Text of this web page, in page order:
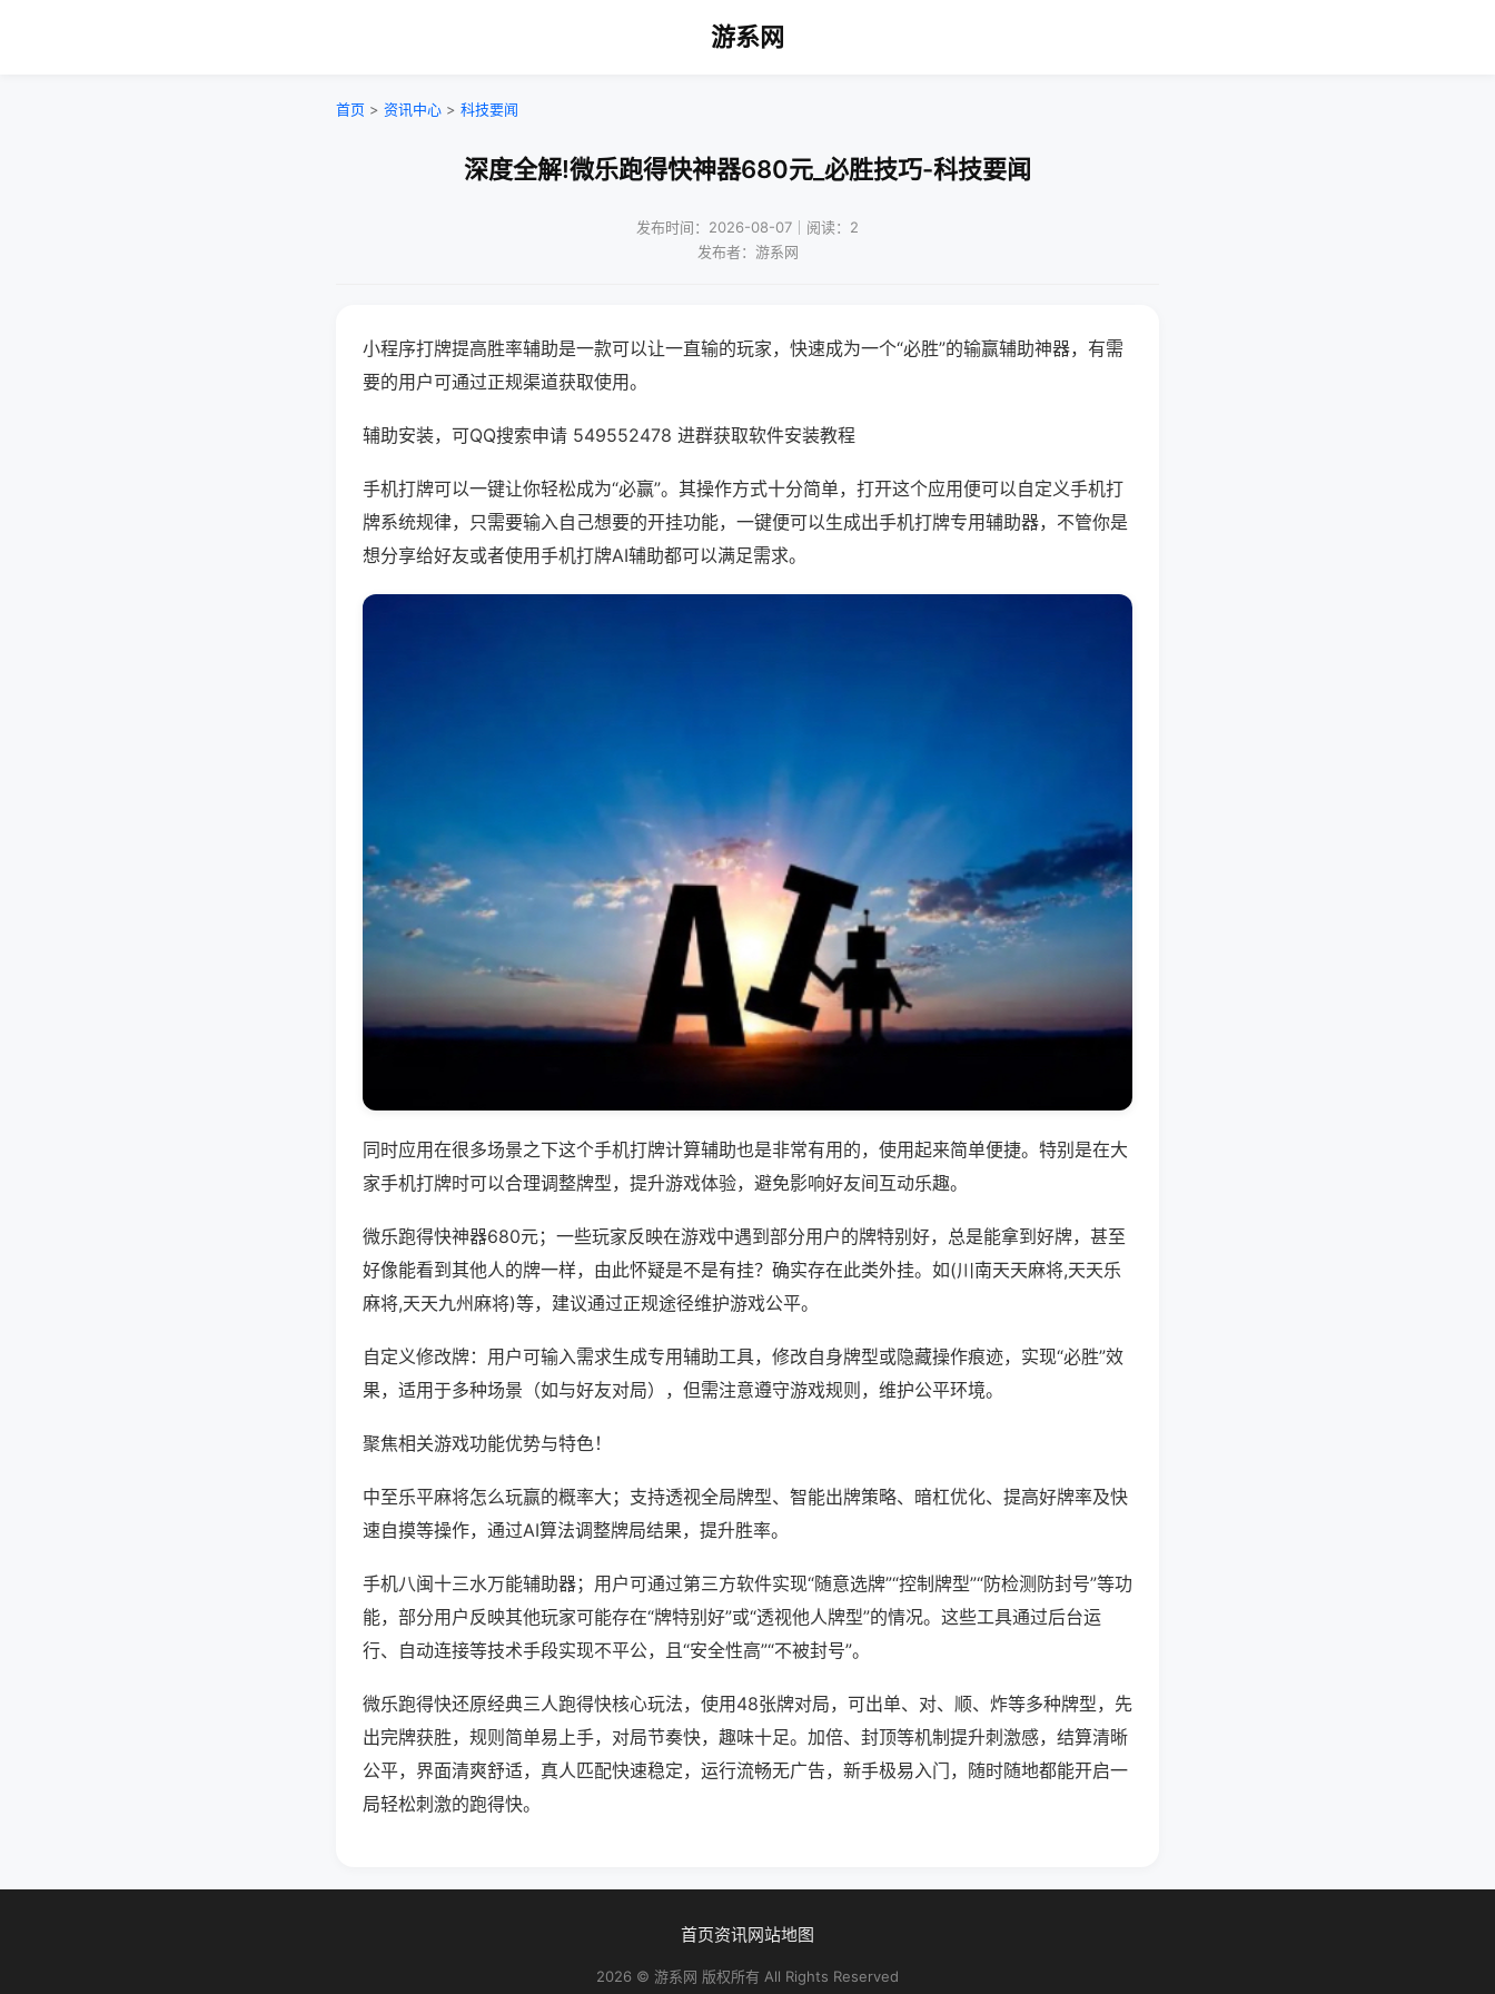
游系网
首页 > 资讯中心 > 科技要闻
深度全解!微乐跑得快神器680元_必胜技巧-科技要闻
发布时间：2026-08-07｜阅读：2
发布者：游系网
小程序打牌提高胜率辅助是一款可以让一直输的玩家，快速成为一个“必胜”的输赢辅助神器，有需
要的用户可通过正规渠道获取使用。
辅助安装，可QQ搜索申请 549552478 进群获取软件安装教程
手机打牌可以一键让你轻松成为“必赢”。其操作方式十分简单，打开这个应用便可以自定义手机打
牌系统规律，只需要输入自己想要的开挂功能，一键便可以生成出手机打牌专用辅助器，不管你是
想分享给好友或者使用手机打牌AI辅助都可以满足需求。
同时应用在很多场景之下这个手机打牌计算辅助也是非常有用的，使用起来简单便捷。特别是在大
家手机打牌时可以合理调整牌型，提升游戏体验，避免影响好友间互动乐趣。
微乐跑得快神器680元；一些玩家反映在游戏中遇到部分用户的牌特别好，总是能拿到好牌，甚至
好像能看到其他人的牌一样，由此怀疑是不是有挂？确实存在此类外挂。如(川南天天麻将,天天乐
麻将,天天九州麻将)等，建议通过正规途径维护游戏公平。
自定义修改牌：用户可输入需求生成专用辅助工具，修改自身牌型或隐藏操作痕迹，实现“必胜”效
果，适用于多种场景（如与好友对局），但需注意遵守游戏规则，维护公平环境。
聚焦相关游戏功能优势与特色！
中至乐平麻将怎么玩赢的概率大；支持透视全局牌型、智能出牌策略、暗杠优化、提高好牌率及快
速自摸等操作，通过AI算法调整牌局结果，提升胜率。
手机八闽十三水万能辅助器；用户可通过第三方软件实现“随意选牌”“控制牌型”“防检测防封号”等功
能，部分用户反映其他玩家可能存在“牌特别好”或“透视他人牌型”的情况。这些工具通过后台运
行、自动连接等技术手段实现不平公，且“安全性高”“不被封号”。
微乐跑得快还原经典三人跑得快核心玩法，使用48张牌对局，可出单、对、顺、炸等多种牌型，先
出完牌获胜，规则简单易上手，对局节奏快，趣味十足。加倍、封顶等机制提升刺激感，结算清晰
公平，界面清爽舒适，真人匹配快速稳定，运行流畅无广告，新手极易入门，随时随地都能开启一
局轻松刺激的跑得快。
首页资讯网站地图
2026 © 游系网 版权所有 All Rights Reserved